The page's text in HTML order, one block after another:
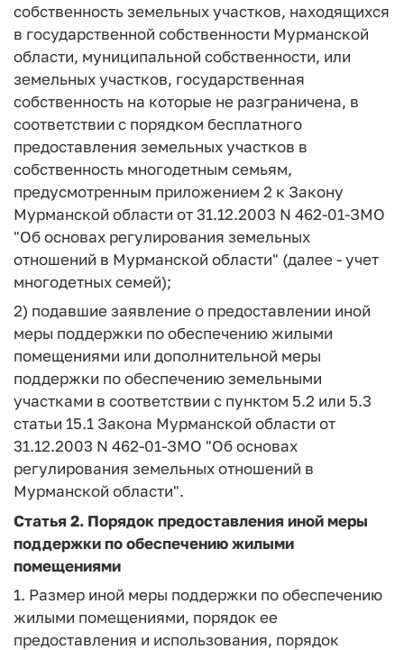
собственность земельных участков, находящихся
в государственной собственности Мурманской
области, муниципальной собственности, или
земельных участков, государственная
собственность на которые не разграничена, в
соответствии с порядком бесплатного
предоставления земельных участков в
собственность многодетным семьям,
предусмотренным приложением 2 к Закону
Мурманской области от 31.12.2003 N 462-01-ЗМО
"Об основах регулирования земельных
отношений в Мурманской области" (далее - учет
многодетных семей);
2) подавшие заявление о предоставлении иной
меры поддержки по обеспечению жилыми
помещениями или дополнительной меры
поддержки по обеспечению земельными
участками в соответствии с пунктом 5.2 или 5.3
статьи 15.1 Закона Мурманской области от
31.12.2003 N 462-01-ЗМО "Об основах
регулирования земельных отношений в
Мурманской области".
Статья 2. Порядок предоставления иной меры
поддержки по обеспечению жилыми
помещениями
1. Размер иной меры поддержки по обеспечению
жилыми помещениями, порядок ее
предоставления и использования, порядок